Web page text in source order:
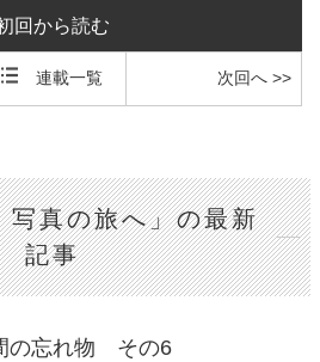
回から読む
連載一覧 次回へ >>
写真の旅へ」の最新
記事
の忘れ物 その6